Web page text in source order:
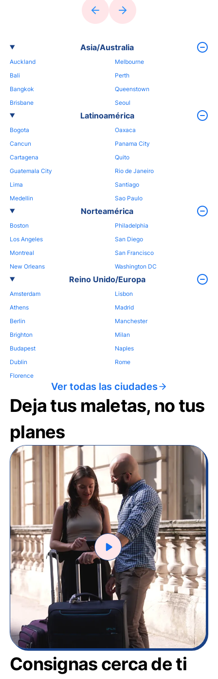
Asia/Australia
Auckland
Bali
Bangkok
Brisbane
Melbourne
Perth
Queenstown
Seoul
Latinoamérica
Bogota
Cancun
Cartagena
Guatemala City
Lima
Medellin
Oaxaca
Panama City
Quito
Rio de Janeiro
Santiago
Sao Paulo
Norteamérica
Boston
Los Angeles
Montreal
New Orleans
Philadelphia
San Diego
San Francisco
Washington DC
Reino Unido/Europa
Amsterdam
Athens
Berlin
Brighton
Budapest
Dublin
Florence
Lisbon
Madrid
Manchester
Milan
Naples
Rome
Ver todas las ciudades
Deja tus maletas, no tus
planes
Consignas cerca de ti